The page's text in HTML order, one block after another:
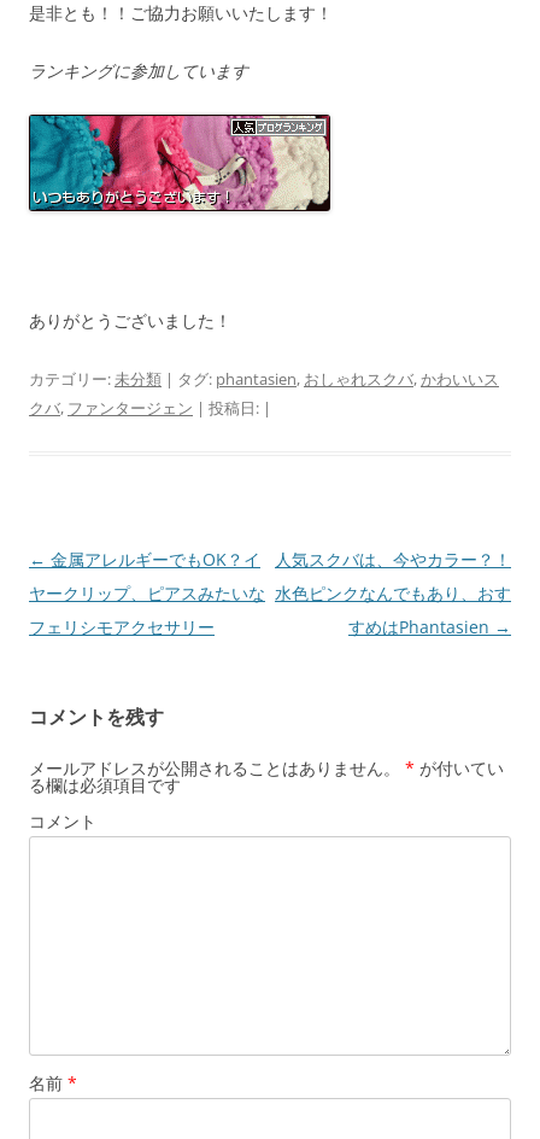
是非とも！！ご協力お願いいたします！
ランキングに参加しています
ありがとうございました！
カテゴリー:未分類 | タグ: phantasien, おしゃれスクバ,かわいいス
クバ, ファンタージェン | 投稿日: |
投
稿
ナ
ー
シ
ョ
ン
← 金属アレルギーでもOK？イ
ヤークリップ、ピアスみたいな
フェリシモアクセサリー
人気スクバは、今やカラー？！
水色ピンクなんでもあり、おす
すめはPhantasien →
コメントを残す
メールアドレスが公開されることはありません。 * が付いてい
る欄は必須項目です
コメント
名前 *